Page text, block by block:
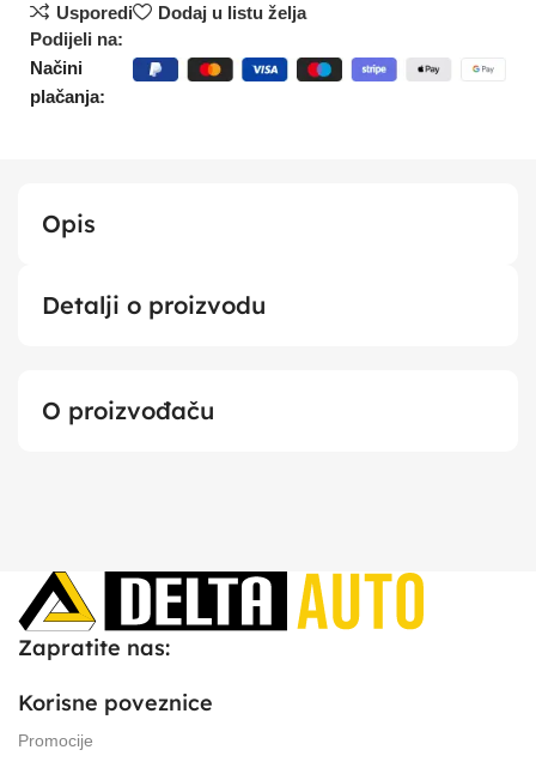
Usporedi
Dodaj u listu želja
Podijeli na:
Načini
plačanja:
Opis
Detalji o proizvodu
O proizvođaču
Zapratite nas:
Korisne poveznice
Promocije